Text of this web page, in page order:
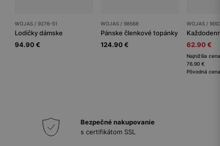
WOJAS / 9276-51
Lodičky dámske
94.90 €
WOJAS / 98568
Pánske členkové topánky
124.90 €
WOJAS /
62.90 €
Najnižšia
76.90 €
Pôvodná
Bezpečné nakupovanie
s certifikátom SSL